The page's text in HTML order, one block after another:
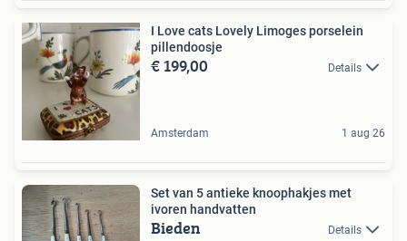
I Love cats Lovely Limoges porselein
pillendoosje
€ 199,00 Details
Amsterdam 1 aug 26
Set van 5 antieke knoophakjes met
ivoren handvatten
Bieden Details